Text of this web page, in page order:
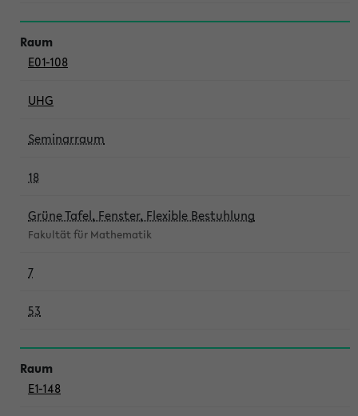
E01-108
UHG
Seminarraum
18
Grüne Tafel, Fenster, Flexible Bestuhlung
Fakultät für Mathematik
7
53
E1-148